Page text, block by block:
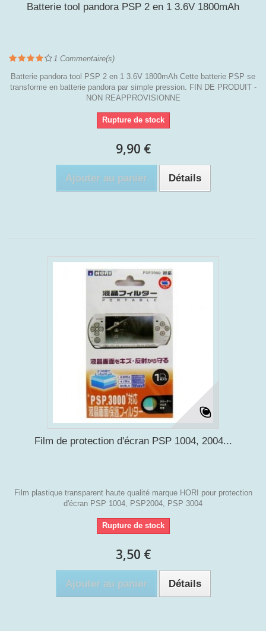
Batterie tool pandora PSP 2 en 1 3.6V 1800mAh
1 Commentaire(s)
Batterie pandora tool PSP 2 en 1 3.6V 1800mAh Cette batterie PSP se
transforme en batterie pandora par simple pression. FIN DE PRODUIT -
NON REAPPROVISIONNE
Rupture de stock
9,90 €
Ajouter au panier Détails
Film de protection d'écran PSP 1004, 2004...
Film plastique transparent haute qualité marque HORI pour protection
d'écran PSP 1004, PSP2004, PSP 3004
Rupture de stock
3,50 €
Ajouter au panier Détails